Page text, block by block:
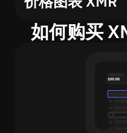
如何购买